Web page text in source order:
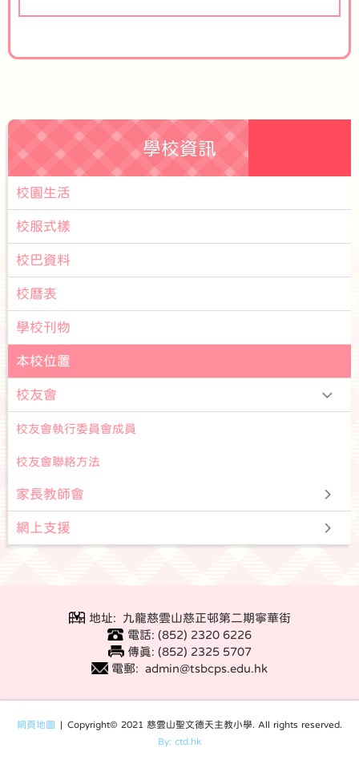
學校資訊
校園生活
校服式樣
校巴資料
校曆表
學校刊物
本校位置
校友會
校友會執行委員會成員
校友會聯絡方法
家長教師會
網上支援
地址: 九龍慈雲山慈正邨第二期寧華街
電話: (852) 2320 6226
傳真: (852) 2325 5707
電郵: admin@tsbcps.edu.hk
網頁地圖 | Copyright© 2021 慈雲山聖文德天主教小學. All rights reserved.
By: ctd.hk